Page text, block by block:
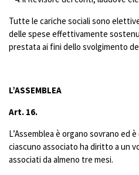
Tutte le cariche sociali sono
delle spese effettivamente
prestata ai fini dello svolgimento
L’ASSEMBLEA
Art. 16.
L’Assemblea è organo sovrano ed
ciascuno associato ha diritto a un
associati da almeno tre mesi.